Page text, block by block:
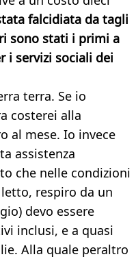
falcidiata da tagli
sono stati i primi a
i servizi sociali dei
terra. Se io
costerei alla
al mese. Io invece
assistenza
che nelle condizioni
respiro da un
devo essere
inclusi, e a quasi
Alla quale peraltro